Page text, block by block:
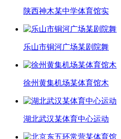
陕西神木某中学体育馆实
乐山市铜河广场某剧院舞
徐州黄集机场某体育馆木
湖北武汉某体育中心运动